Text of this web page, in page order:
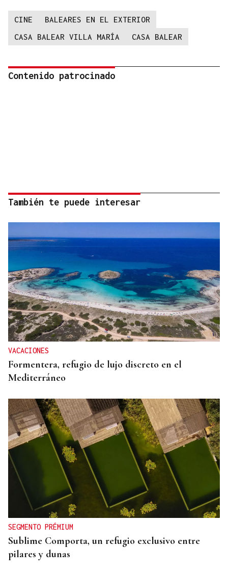
CINE
BALEARES EN EL EXTERIOR
CASA BALEAR VILLA MARÍA
CASA BALEAR
Contenido patrocinado
También te puede interesar
VACACIONES
Formentera, refugio de lujo discreto en el
Mediterráneo
SEGMENTO PRÉMIUM
Sublime Comporta, un refugio exclusivo entre
pilares y dunas